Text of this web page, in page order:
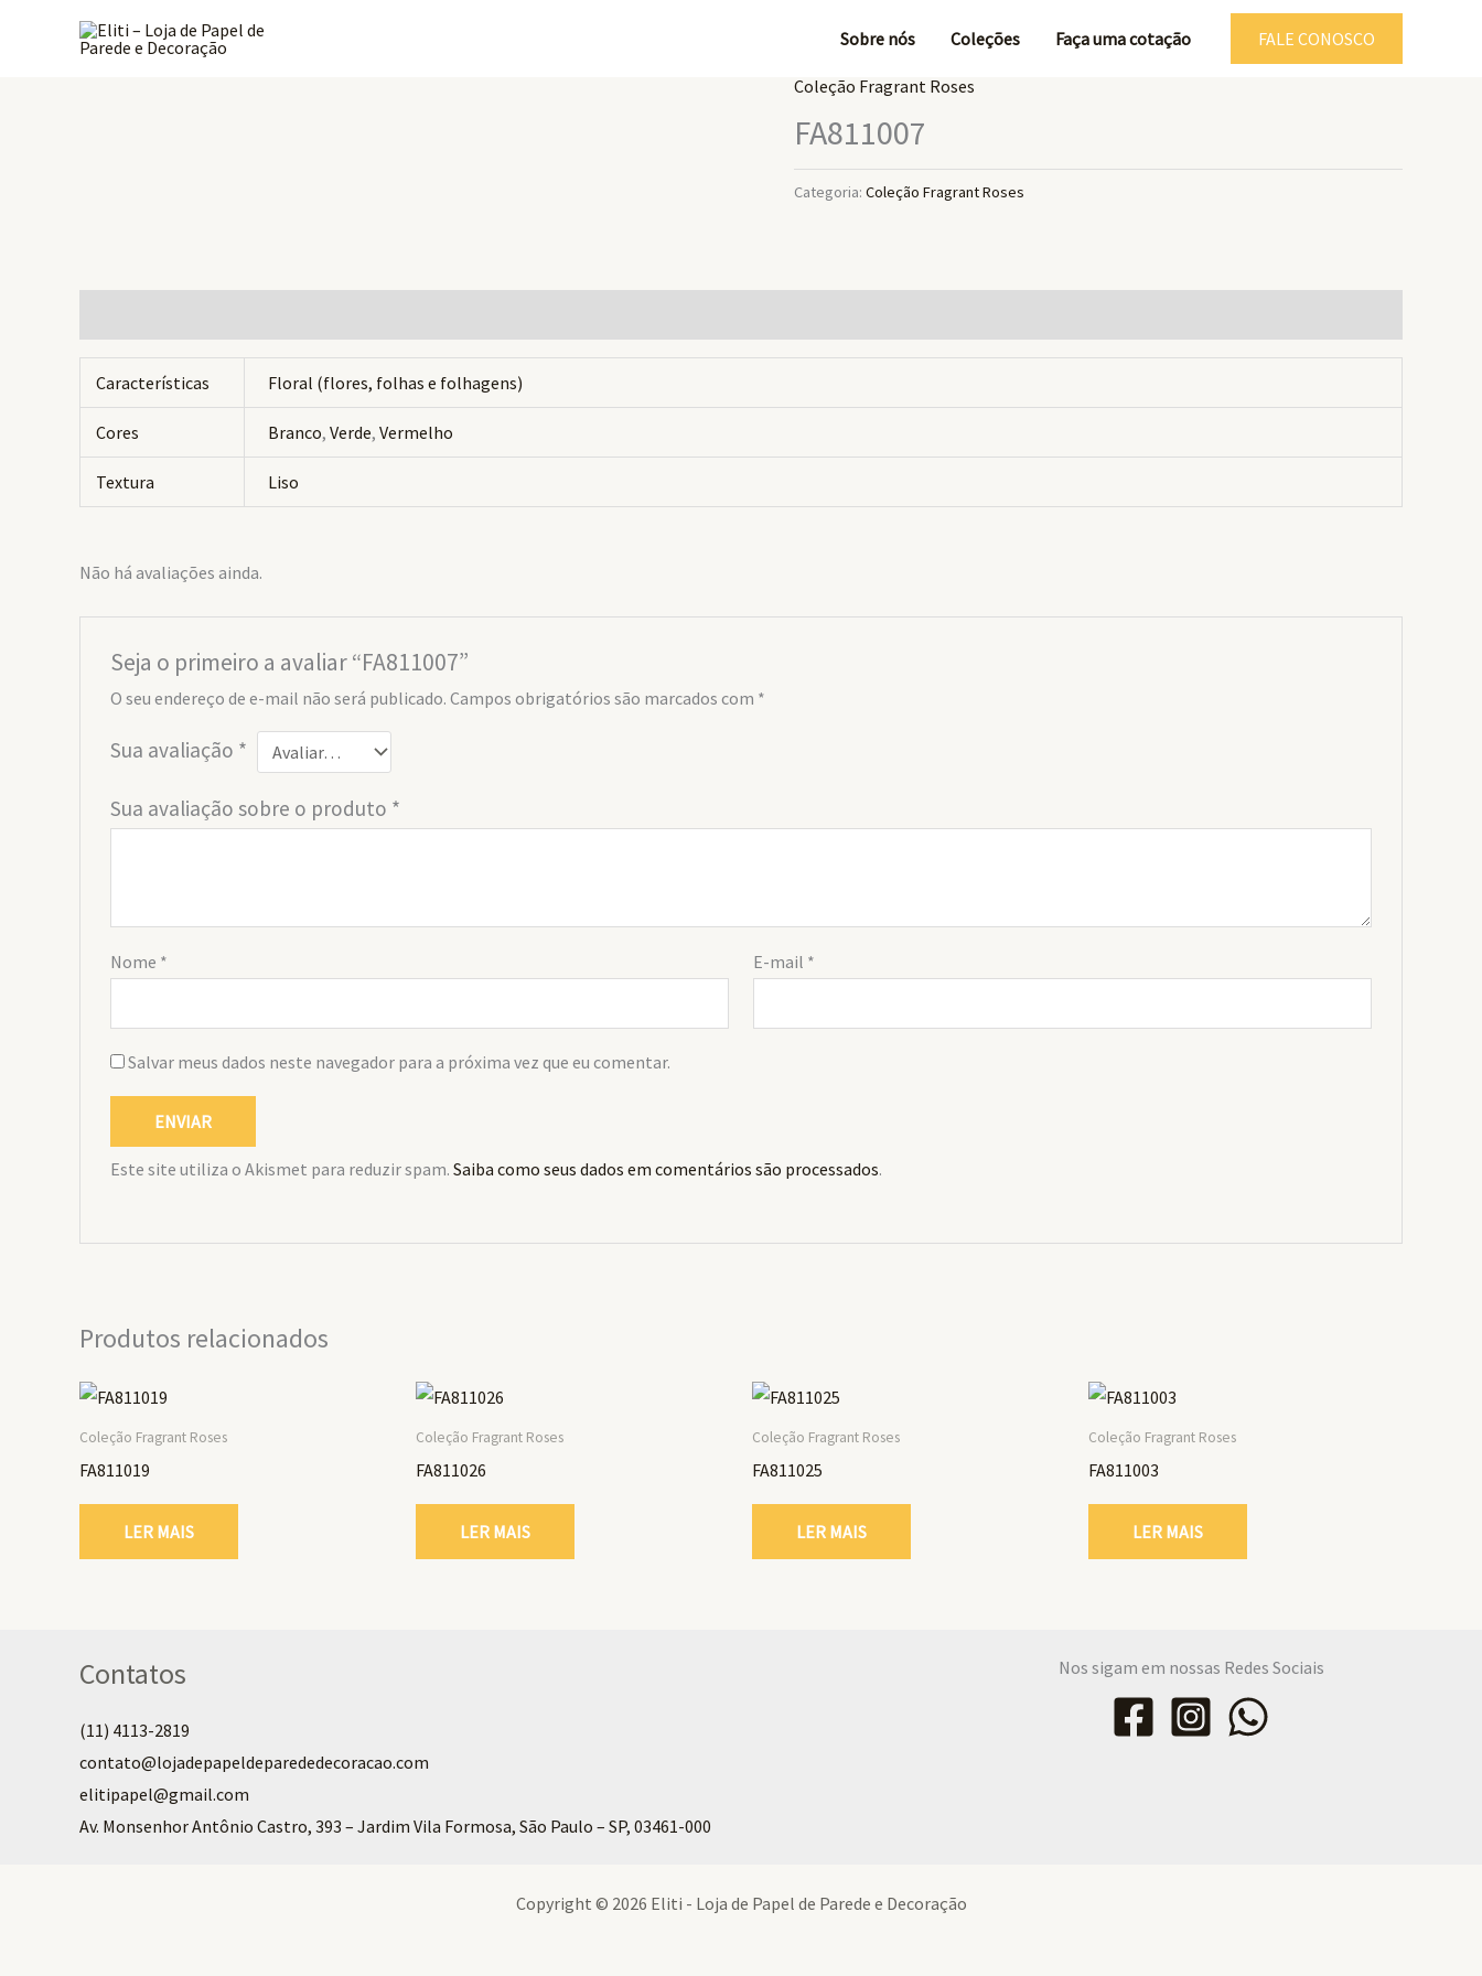
Sobre nós Coleções Faça uma cotação FALE CONOSCO
Coleção Fragrant Roses
FA811007
Categoria: Coleção Fragrant Roses
Características Floral (flores, folhas e folhagens)
Cores Branco,Verde,Vermelho
Textura Liso
Não há avaliações ainda.
Seja o primeiro a avaliar “FA811007”
O seu endereço de e-mail não será publicado. Campos obrigatórios são marcados com *
Sua avaliação *
Sua avaliação sobre o produto *
Nome * E-mail *
Salvar meus dados neste navegador para a próxima vez que eu comentar.
Este site utiliza o Akismet para reduzir spam. Saiba como seus dados em comentários são processados.
Produtos relacionados
Coleção Fragrant Roses
FA811019
LER MAIS
Coleção Fragrant Roses
FA811026
LER MAIS
Coleção Fragrant Roses
FA811025
LER MAIS
Coleção Fragrant Roses
FA811003
LER MAIS
Contatos
(11) 4113-2819
contato@lojadepapeldeparededecoracao.com
elitipapel@gmail.com​
Av. Monsenhor Antônio Castro, 393 – Jardim Vila Formosa, São Paulo – SP, 03461-000
Nos sigam em nossas Redes Sociais
Copyright © 2026 Eliti - Loja de Papel de Parede e Decoração